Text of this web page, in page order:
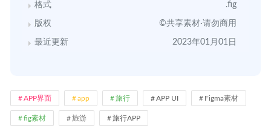
格式 .fig
版权 ©共享素材·请勿商用
最近更新 2023年01月01日
APP界面 app 旅行 APP UI Figma素材
fig素材 旅游 旅行APP